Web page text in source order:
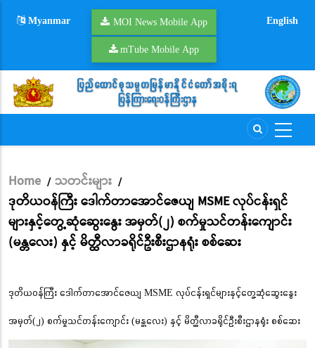
Myanmar MOI News Mobile App
mTube Mobile App
English
Breadcrumb
Home / သတင်းများ /
ဒုတိယဝန်ကြီး ဒေါက်တာအောင်ဇေယျ MSME လုပ်ငန်းရှင်
များနှင့်တွေ့ဆုံဆွေးနွေး အမှတ်(၂) စက်မှုသင်တန်းကျောင်း
(မန္တလေး) နှင့် မိတ္ထီလာခရိုင်ဦးစီးဌာနရုံး စစ်ဆေး
ဒုတိယဝန်ကြီး ဒေါက်တာအောင်ဇေယျ MSME လုပ်ငန်းရှင်များနှင့်တွေ့ဆုံဆွေးနွေး
အမှတ်(၂) စက်မှုသင်တန်းကျောင်း (မန္တလေး) နှင့် မိတ္ထီလာခရိုင်ဦးစီးဌာနရုံး စစ်ဆေး